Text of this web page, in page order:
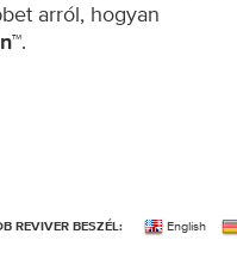
arról, hogyan
.
REVIVER BESZÉL: English